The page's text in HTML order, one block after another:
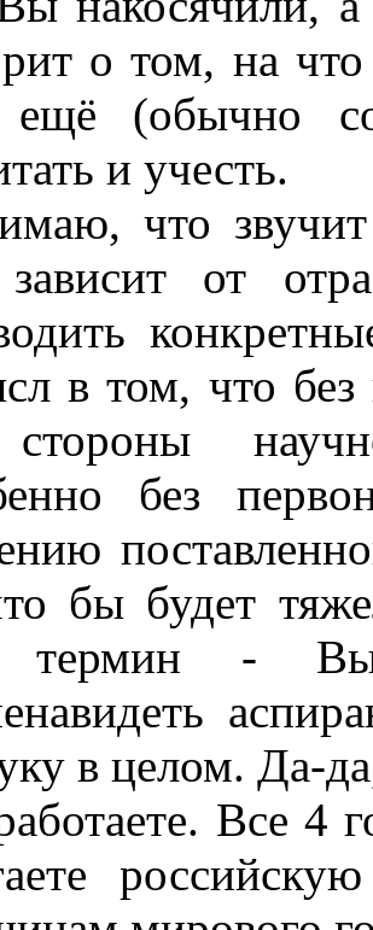
о том, на
(обычно
и учесть.
что
от
в том, что без
без
бы будет
термин - Вы
в целом. Да-
Все 4